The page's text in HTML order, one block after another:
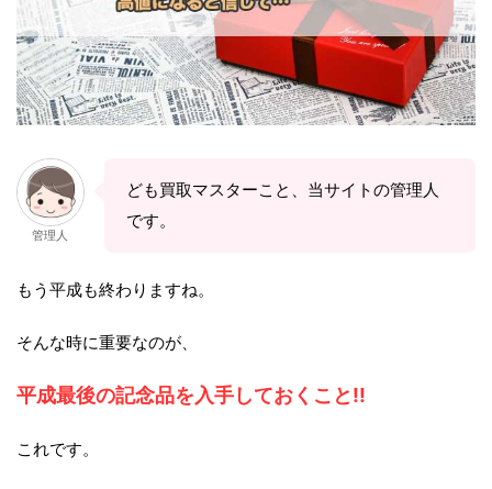
管理人
ども買取マスターこと、当サイトの管理人
です。
もう平成も終わりますね。
そんな時に重要なのが、
平成最後の記念品を入手しておくこと!!
これです。